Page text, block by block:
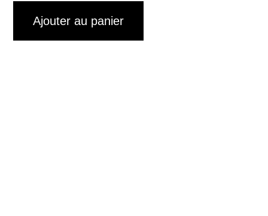
Ajouter au panier